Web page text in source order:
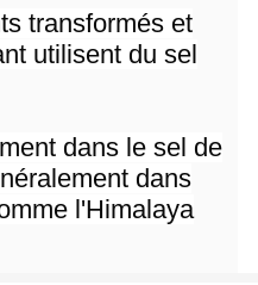
transformés et
utilisent du sel
dans le sel de
dans
l'Himalaya